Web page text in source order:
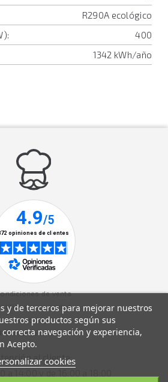
R290A ecológico
400
1342 kWh/año
de venta
de privacidad
Aviso legal
Política de cookies
al cliente:
y de terceros para mejorar nuestros
productos según sus
navegación y experiencia,
Acepto.
cookies